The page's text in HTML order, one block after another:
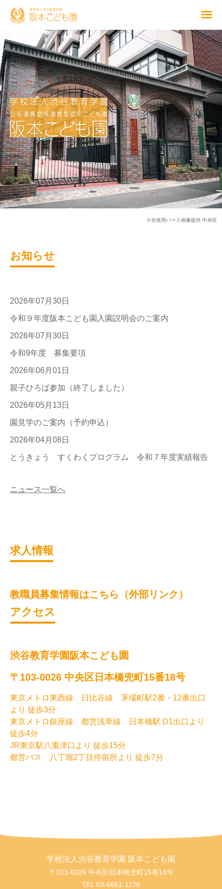
※全使用パース画像提供 中央区
お知らせ
2026年07月30日
令和９年度阪本こども園入園説明会のご案内
2026年07月30日
令和9年度 募集要項
2026年06月01日
親子ひろば参加（終了しました）
2026年05月13日
園見学のご案内（予約申込）
2026年04月08日
とうきょう すくわくプログラム 令和７年度実績報告
ニュース一覧へ
求人情報
教職員募集情報はこちら（外部リンク）
アクセス
渋谷教育学園阪本こども園
〒103-0026 中央区日本橋兜町15番18号
東京メトロ東西線 日比谷線 茅場町駅2番・12番出口
より 徒歩3分
東京メトロ銀座線 都営浅草線 日本橋駅 D1出口より
徒歩4分
JR東京駅八重津口より 徒歩15分
都営バス 八丁堀2丁目停留所より 徒歩7分
学校法人渋谷教育学園 阪本こども園
〒103-0026 中央区日本橋兜町15番18号
TEL 03-6661-1176